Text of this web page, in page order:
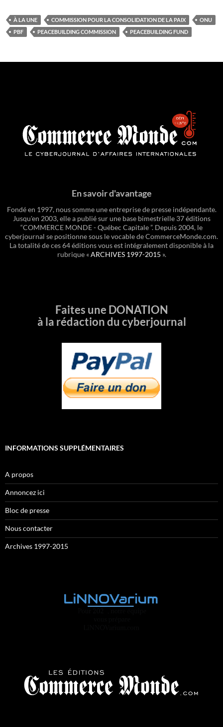
À LA UNE COMMISSION POUR LA CONSOLIDATION DE LA PAIX
ONU
PBF
PEACEBUILDING COMMISSION PEACEBUILDING FUND
En savoir d'avantage
Fondé en 1997, nous somme une entreprise de presse indépendante.
Jusqu'en 2003, elle a publié sur une base bimestrielle 37 éditions
“COMMERCE MONDE - Québec Capitale ”. Depuis 2004, le
cyberjournal se positionne sous le vocable de CommerceMonde.com.
La totalité de ces 64 éditions vous est intégralement disponible à la
rubrique «ARCHIVES 1997-2015 ».
Faites une DONATION
à la rédaction du cyberjournal
INFORMATIONS SUPPLÉMENTAIRES
A propos
Annoncez ici
Bloc de presse
Nous contacter
Archives 1997-2015